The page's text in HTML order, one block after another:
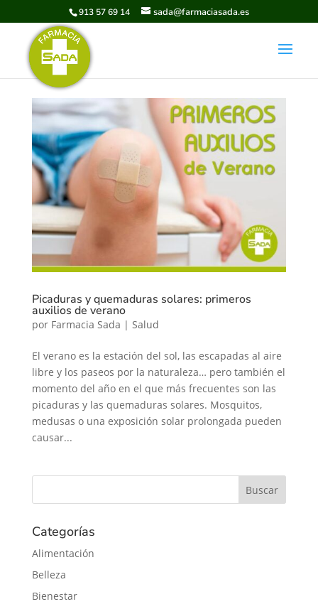
913 57 69 14 sada@farmaciasada.es
Picaduras y quemaduras solares: primeros
auxilios de verano
por Farmacia Sada | Salud
El verano es la estación del sol, las escapadas al aire
libre y los paseos por la naturaleza… pero también el
momento del año en el que más frecuentes son las
picaduras y las quemaduras solares. Mosquitos,
medusas o una exposición solar prolongada pueden
causar...
Categorías
Alimentación
Belleza
Bienestar